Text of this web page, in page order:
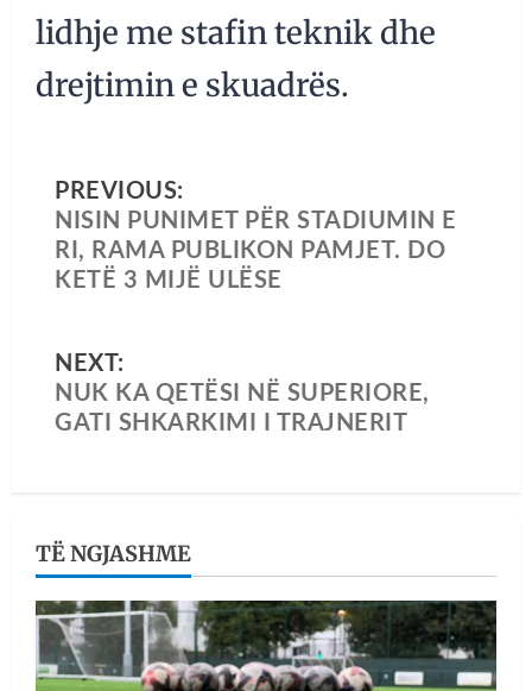
lidhje me stafin teknik dhe
drejtimin e skuadrës.
PREVIOUS:
NISIN PUNIMET PËR STADIUMIN E
RI, RAMA PUBLIKON PAMJET. DO
KETË 3 MIJË ULËSE
NEXT:
NUK KA QETËSI NË SUPERIORE,
GATI SHKARKIMI I TRAJNERIT
TË NGJASHME